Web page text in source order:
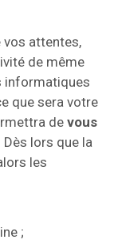
vos attentes,
de même
informatiques
que sera votre
de vous
Dès lors que la
les
;